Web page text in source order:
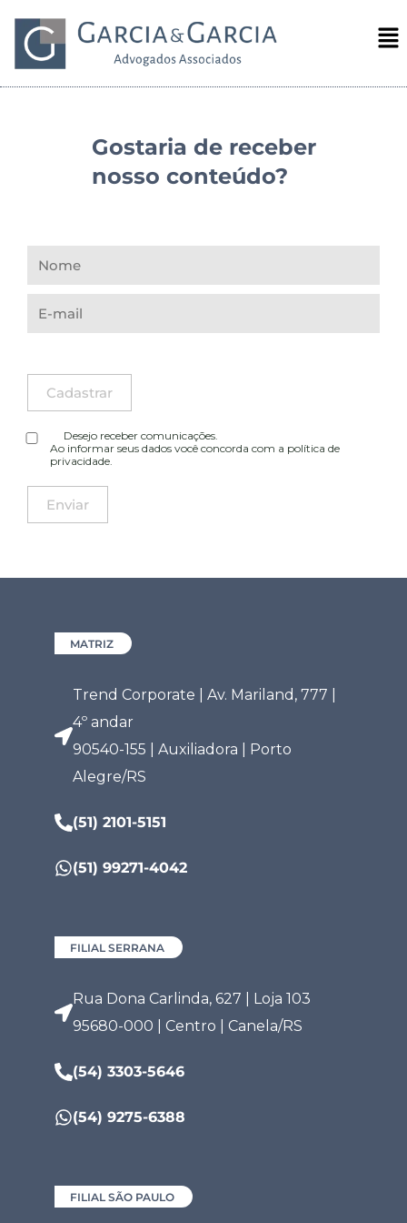
Gostaria de receber
nosso conteúdo?
Desejo receber comunicações.
Ao informar seus dados você concorda com a política de
privacidade.
MATRIZ
Trend Corporate | Av. Mariland, 777 |
4º andar
90540-155 | Auxiliadora | Porto
Alegre/RS
(51) 2101-5151
(51) 99271-4042
FILIAL SERRANA
Rua Dona Carlinda, 627 | Loja 103
95680-000 | Centro | Canela/RS
(54) 3303-5646
(54) 9275-6388
FILIAL SÃO PAULO